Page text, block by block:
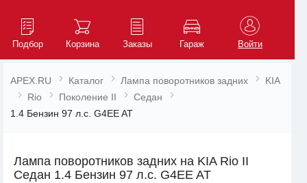
Подбор Корзина Заказы Гараж Войти
APEX.RU Каталог Лампа поворотников задних
KIA
Rio
Поколение II
Седан
1.4 Бензин 97 л.с. G4EE AT
Лампа поворотников задних на KIA Rio II
Седан 1.4 Бензин 97 л.с. G4EE AT